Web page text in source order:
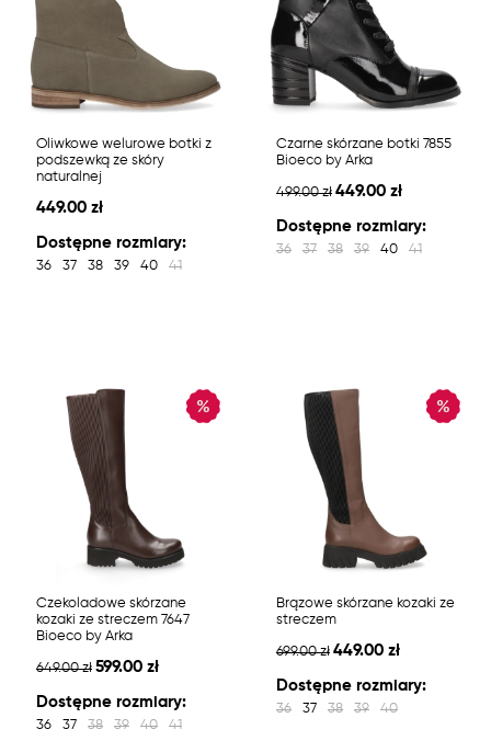
Oliwkowe welurowe botki z
podszewką ze skóry
naturalnej
449.00 zł
Dostępne rozmiary:
36 37 38 39 40 41
Czarne skórzane botki 7855
Bioeco by Arka
499.00 zł 449.00 zł
Dostępne rozmiary:
36 37 38 39 40 41
Czekoladowe skórzane
kozaki ze streczem 7647
Bioeco by Arka
649.00 zł 599.00 zł
Dostępne rozmiary:
36 37 38 39 40 41
Brązowe skórzane kozaki ze
streczem
699.00 zł 449.00 zł
Dostępne rozmiary:
36 37 38 39 40